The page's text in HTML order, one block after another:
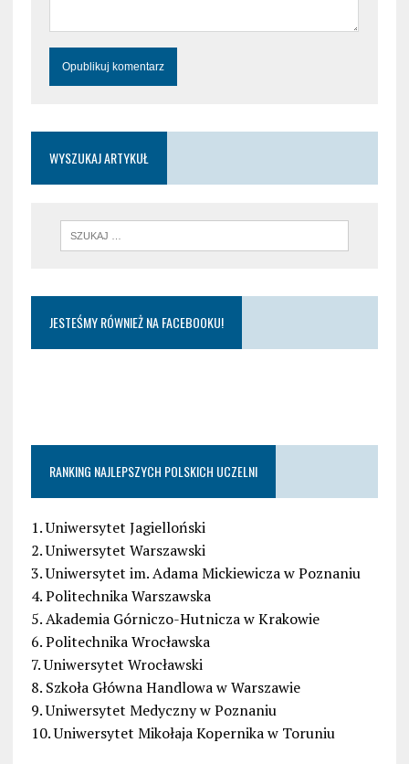
WYSZUKAJ ARTYKUŁ
JESTEŚMY RÓWNIEŻ NA FACEBOOKU!
RANKING NAJLEPSZYCH POLSKICH UCZELNI
1. Uniwersytet Jagielloński
2. Uniwersytet Warszawski
3. Uniwersytet im. Adama Mickiewicza w Poznaniu
4. Politechnika Warszawska
5. Akademia Górniczo-Hutnicza w Krakowie
6. Politechnika Wrocławska
7. Uniwersytet Wrocławski
8. Szkoła Główna Handlowa w Warszawie
9. Uniwersytet Medyczny w Poznaniu
10. Uniwersytet Mikołaja Kopernika w Toruniu